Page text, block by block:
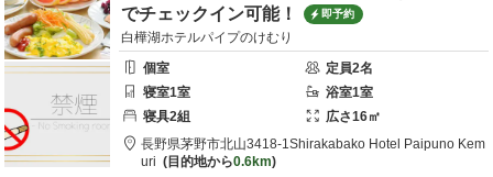
でチェックイン可能！
即予約
白樺湖ホテルパイプのけむり
個室
定員2名
寝室1室 浴室1室
寝具2組 広さ16㎡
長野県茅野市北山3418-1Shirakabako Hotel Paipuno Kem
uri
目的地から0.6km